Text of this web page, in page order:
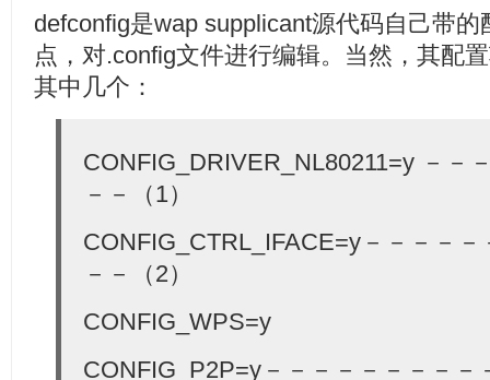
defconfig是wap supplicant源代码自己带
点，对.config文件进行编辑。当然，其配
其中几个：
CONFIG_DRIVER_NL80211=y －－
－－（1）
CONFIG_CTRL_IFACE=y－－－－
－－（2）
CONFIG_WPS=y
CONFIG_P2P=y－－－－－－－－－